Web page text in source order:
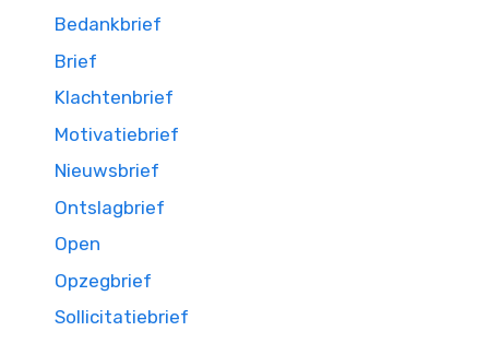
Bedankbrief
Brief
Klachtenbrief
Motivatiebrief
Nieuwsbrief
Ontslagbrief
Open
Opzegbrief
Sollicitatiebrief